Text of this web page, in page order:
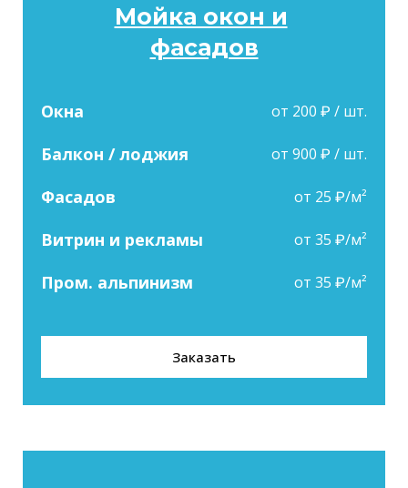
Мойка окон и
фасадов
Окна от 200 ₽ / шт.
Балкон / лоджия от 900 ₽ / шт.
Фасадов от 25 ₽/м²
Витрин и рекламы от 35 ₽/м²
Пром. альпинизм от 35 ₽/м²
Заказать